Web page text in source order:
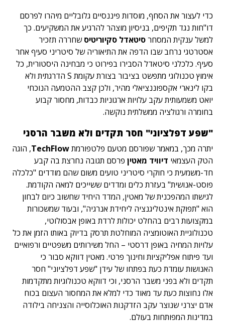
כדי לעצור את הסחף, מוסדות פיננסיים גלובליים מיהרו לפרסם
דו"חות נגד תקיפים, בניסיון מוצהר להרגיע את המשקיעים. כך
למשל ענקית המסחרסיטאדל סקיוריטיסשחררה תזכיר
אסטרטגי נרחב שבו הדפה את התיאוריה של סיטריני סעיף אחר
סעיף. כלכלני סיטאדל הסבירו בפירוט כי מבחינה היסטורית, כל
אימוץ טכנולוגי מתפשט בציבור בצורת עקומת S הדרגתית ולא
בקו לינארי אקספוננציאלי מהיר, ולכן קצב ההטמעה הנוכחי
יואט משמעותית עקב עלויות ארגוניות כבדות, מחסור קבוע
בחומרה ורגולציה ממשלתית נוקשה.
"שפע דפלציוני" חסר תקדים ולא משבר הרסני
יתרה מכך, במאמר שפורסם מטעם פלטפורמתTechFlow, הוגה
הטק העצמאי דיוויד מאטין פרסם תגובה נחרצת בה קבע
חד-משמעית כי חוקרי סיטריני טועים משום שהם מודדים "כלכלה
פוסט-אנושית" בעזרת כלים ומדדים ששייכים למאה הקודמת.
לגישתו המהפכנית של מאטין, המדד היחיד שחשוב כיום לבחון
הוא "תפוקת אינטליגנציה ליחידת אנרגיה", ובעוד שמשכורות
במקצועות רבים בהחלט יכולות לרדת באופן אבסולוטי,
טכנולוגיית האוטומציה המוחלטת תרסק בדיוק באותו הזמן את כל
עלויות המחיה באופן דרסטי – החל משירותים משפטיים ורפואיים
ועד פיתוח אפליקציות וחינוך פרטי. מאטין דווקא סבור כי
האנושות עומדת כעת בפתחו של עידן "שפע דפלציוני" חסר
תקדים ולא בפני משבר הרסני, וכי דווקא טכנולוגיות מתקדמות
אלו נחוצות כעת עד מאוד כדי למלא את המחסור העצום בכוח
אדם יצרני שנוצר עקב הזדקנות האוכלוסייה והצניחה בילודה
במדינות המפותחות בעולם.